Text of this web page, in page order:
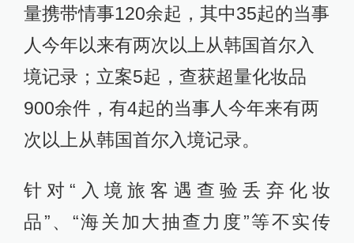
量携带情事120余起，其中35起的当事
人今年以来有两次以上从韩国首尔入
境记录；立案5起，查获超量化妆品
900余件，有4起的当事人今年来有两
次以上从韩国首尔入境记录。
针对“入境旅客遇查验丢弃化妆
品”、“海关加大抽查力度”等不实传